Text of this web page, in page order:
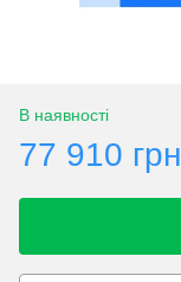
В наявності
77 910 грн